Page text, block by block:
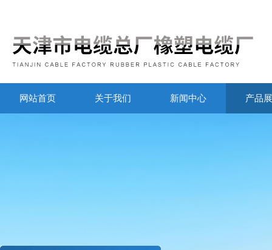
网站首页 关于我们 新闻中心 产品